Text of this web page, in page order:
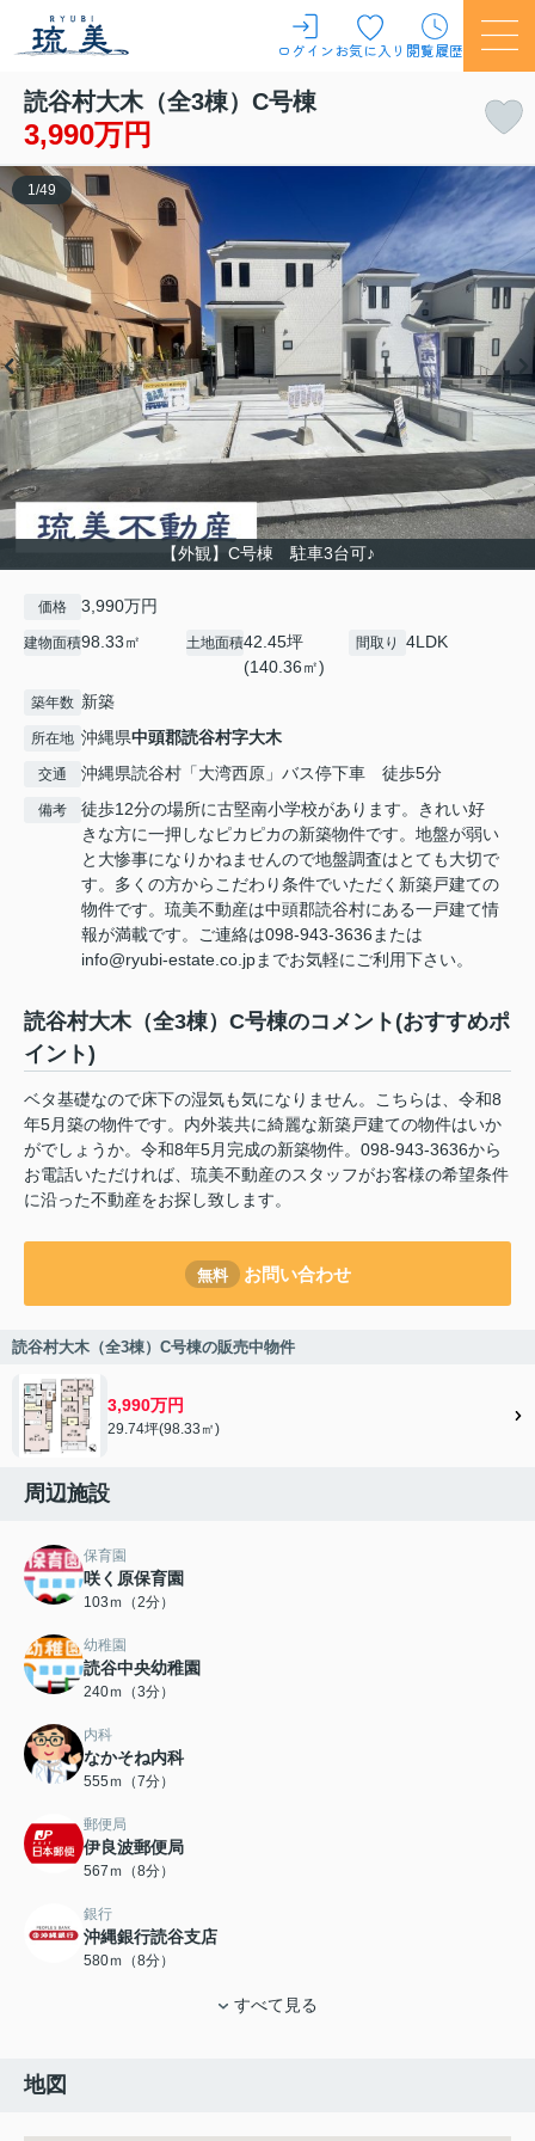
ログインお気に入り 閲覧履歴
読谷村大木（全3棟）C号棟
3,990万円
【外観】C号棟 駐車3台可♪
1 /49
価格 3,990万円
建物面積98.33㎡ 土地面積42.45坪
(140.36㎡)
間取り 4LDK
築年数 新築
所在地 沖縄県中頭郡読谷村字大木
交通 沖縄県読谷村「大湾西原」バス停下車 徒歩5分
備考
徒歩12分の場所に古堅南小学校があります。きれい好
きな方に一押しなピカピカの新築物件です。地盤が弱い
と大惨事になりかねませんので地盤調査はとても大切で
す。多くの方からこだわり条件でいただく新築戸建ての
物件です。琉美不動産は中頭郡読谷村にある一戸建て情
報が満載です。ご連絡は098-943-3636または
info@ryubi-estate.co.jpまでお気軽にご利用下さい。
読谷村大木（全3棟）C号棟のコメント(おすすめポ
イント)
ベタ基礎なので床下の湿気も気になりません。こちらは、令和8
年5月築の物件です。内外装共に綺麗な新築戸建ての物件はいか
がでしょうか。令和8年5月完成の新築物件。098-943-3636から
お電話いただければ、琉美不動産のスタッフがお客様の希望条件
に沿った不動産をお探し致します。
無料 お問い合わせ
読谷村大木（全3棟）C号棟の販売中物件
3,990万円
29.74坪(98.33㎡)
周辺施設
保育園
咲く原保育園
103ｍ（2分）
幼稚園
読谷中央幼稚園
240ｍ（3分）
内科
なかそね内科
555ｍ（7分）
郵便局
伊良波郵便局
567ｍ（8分）
銀行
沖縄銀行読谷支店
580ｍ（8分）
すべて見る
地図